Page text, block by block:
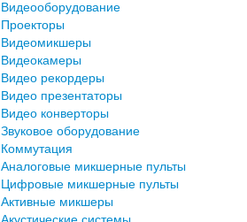
Видеооборудование
Проекторы
Видеомикшеры
Видеокамеры
Видео рекордеры
Видео презентаторы
Видео конверторы
Звуковое оборудование
Коммутация
Аналоговые микшерные пульты
Цифровые микшерные пульты
Активные микшеры
Акустические системы